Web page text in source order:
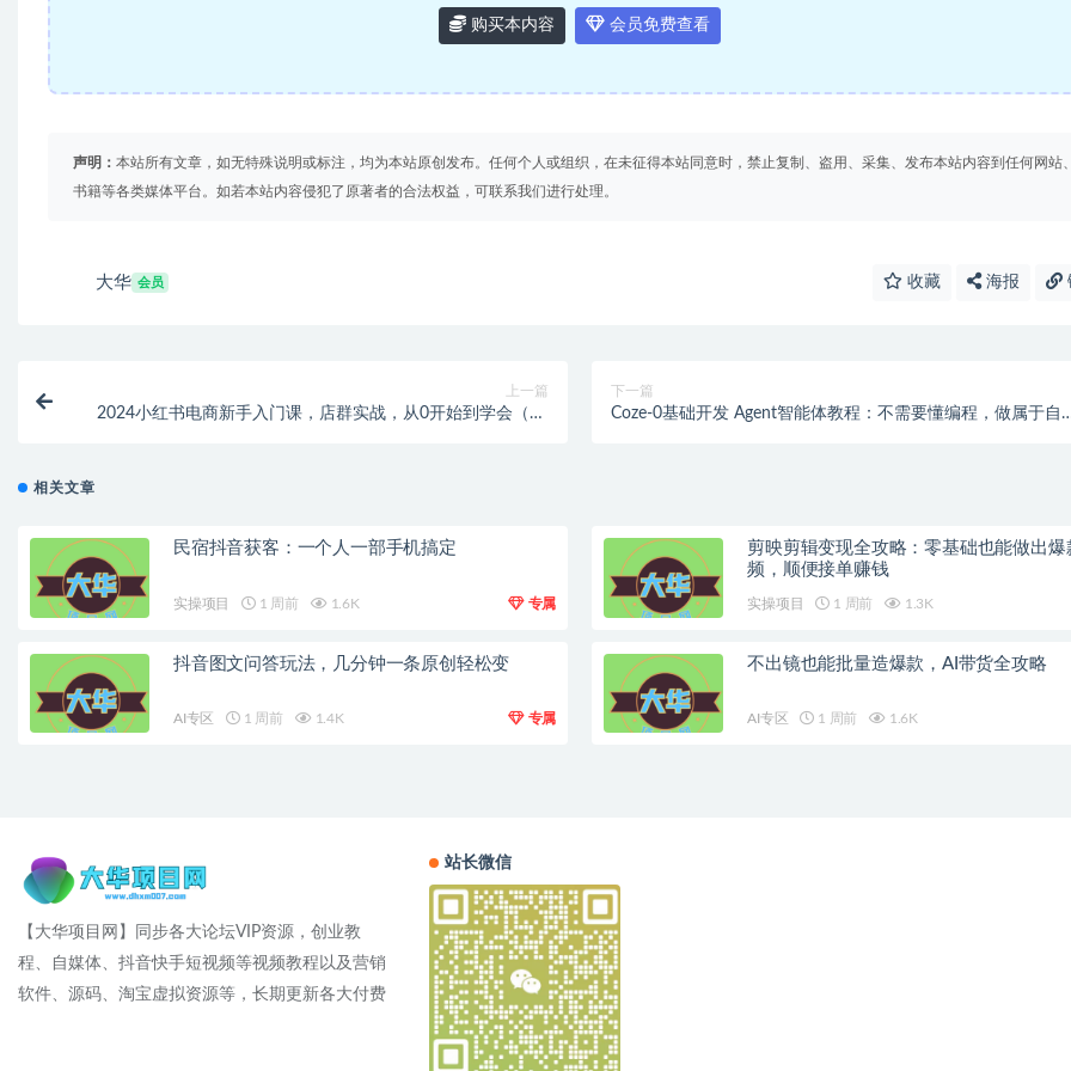
购买本内容 会员免费查看
声明： 本站所有文章，如无特殊说明或标注，均为本站原创发布。任何个人或组织，在未征得本站同意时，禁止复制、盗用、采集、发布本站内容到任何网站、
书籍等各类媒体平台。如若本站内容侵犯了原著者的合法权益，可联系我们进行处理。
大华 会员 收藏 海报
上一篇
2024小红书电商新手入门课，店群实战，从0开始到学会（31
下一篇
Coze-0基础开发 Agent智能体教程：不需要懂编程，做属于自
相关文章
民宿抖音获客：一个人一部手机搞定
实操项目 1 周前 1.6K 专属
剪映剪辑变现全攻略：零基础也能做出爆
频，顺便接单赚钱
实操项目 1 周前 1.3K
抖音图文问答玩法，几分钟一条原创轻松变
AI专区 1 周前 1.4K 专属
不出镜也能批量造爆款，AI带货全攻略
AI专区 1 周前 1.6K
【大华项目网】同步各大论坛VIP资源，创业教
程、自媒体、抖音快手短视频等视频教程以及营销
软件、源码、淘宝虚拟资源等，长期更新各大付费
站长微信